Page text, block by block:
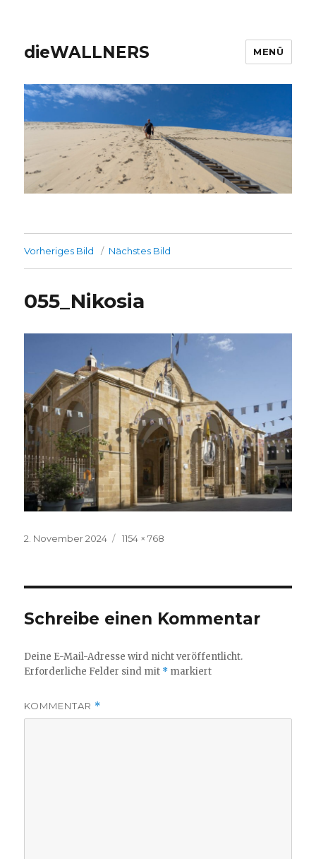
dieWALLNERS MENÜ
Vorheriges Bild Nächstes Bild
055_Nikosia
Veröffentlicht
2. November 2024
Volle
1154 × 768
Schreibe einen Kommentar
Deine E-Mail-Adresse wird nicht veröffentlicht.
Erforderliche Felder sind mit * markiert
KOMMENTAR *